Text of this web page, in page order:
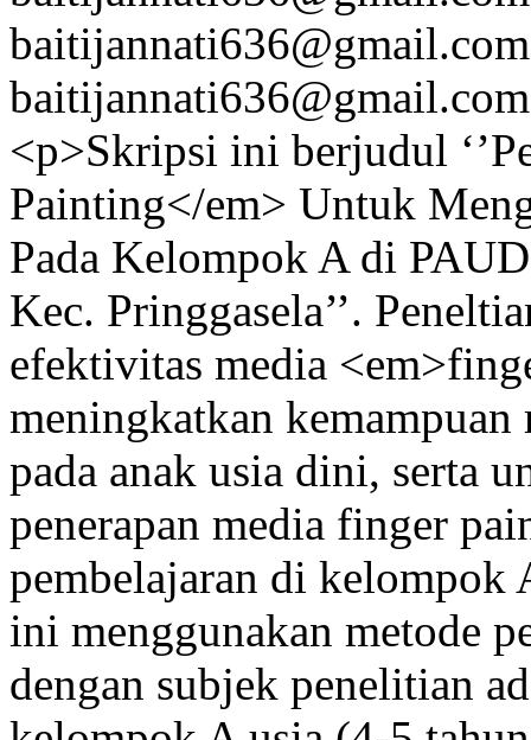
baitijannati636@gmail.com
baitijannati636@gmail.com
<p>Skripsi ini berjudul
Painting</em> Untuk
Pada Kelompok A di
Kec. Pringgasela’’.
efektivitas media
meningkatkan kemampuan
pada anak usia dini, serta
penerapan media finger
pembelajaran di kelompok
ini menggunakan metode
dengan subjek penelitian